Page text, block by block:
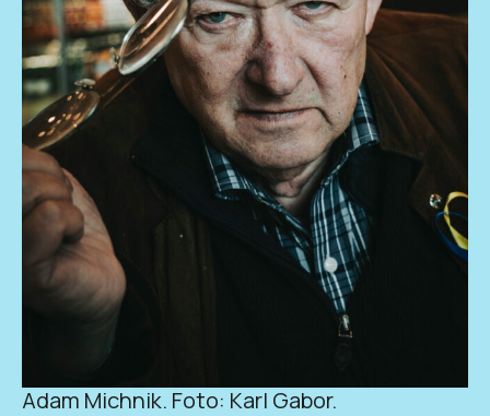
Adam Michnik. Foto: Karl Gabor.